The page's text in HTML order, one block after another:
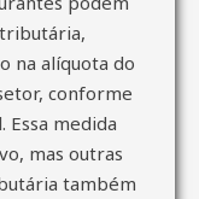
na alíquota do
conforme
Essa medida
mas outras
também